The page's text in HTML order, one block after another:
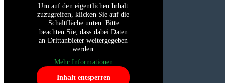
Um auf den eigentlichen Inhalt
zuzugreifen, klicken Sie auf die
Schaltfläche unten. Bitte
beachten Sie, dass dabei Daten
an Drittanbieter weitergegeben
werden.
Mehr Informationen
Inhalt entsperren